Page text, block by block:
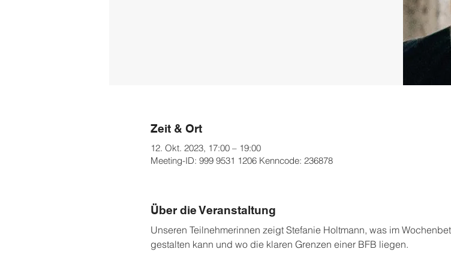
Zeit & Ort
12. Okt. 2023, 17:00 – 19:00
Meeting-ID: 999 9531 1206 Kenncode: 236878
Über die Veranstaltung
Unseren Teilnehmerinnen zeigt Stefanie Holtmann, was im
gestalten kann und wo die klaren Grenzen einer BFB liegen.